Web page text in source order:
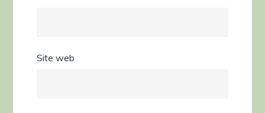
Site web